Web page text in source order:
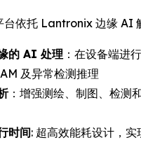
台依托 Lantronix 边缘 AI
的 AI 处理 ：在设备端进
及异常检测推理
：增强测绘、制图、检测
时间: 超高效能耗设计，